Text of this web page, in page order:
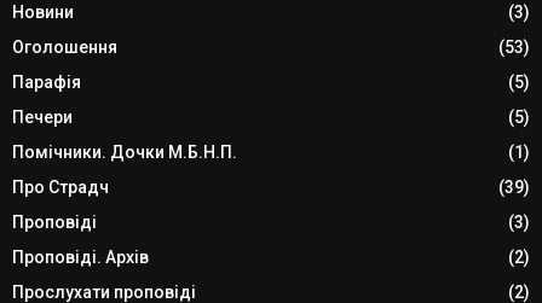
Новини
(3)
Оголошення
(53)
Парафія
(5)
Печери
(5)
Помічники. Дочки М.Б.Н.П.
(1)
Про Страдч
(39)
Проповіді
(3)
Проповіді. Архів
(2)
Прослухати проповіді
(2)